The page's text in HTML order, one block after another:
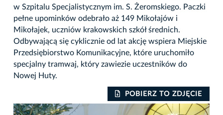
w Szpitalu Specjalistycznym im. S. Żeromskiego. Paczki
pełne upominków odebrało aż 149 Mikołajów i
Mikołajek, uczniów krakowskich szkół średnich.
Odbywającą się cyklicznie od lat akcję wspiera Miejskie
Przedsiębiorstwo Komunikacyjne, które uruchomiło
specjalny tramwaj, który zawiezie uczestników do
Nowej Huty.
POBIERZ TO ZDJĘCIE